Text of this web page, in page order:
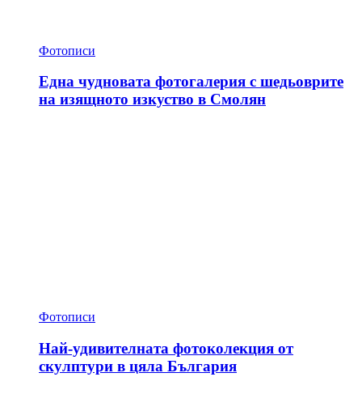
Фотописи
Една чудновата фотогалерия с шедьоврите
на изящното изкуство в Смолян
Фотописи
Най-удивителната фотоколекция от
скулптури в цяла България